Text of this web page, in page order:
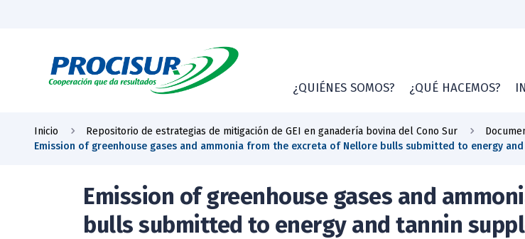
¿QUIÉNES SOMOS? ¿QUÉ HACEMOS?
Inicio Repositorio de estrategias de mitigación de GEI en ganadería bovina del Cono Sur
Emission of greenhouse gases and ammonia from the excreta of Nellore bulls submitted to energy
Emission of greenhouse gases and
bulls submitted to energy and tannin